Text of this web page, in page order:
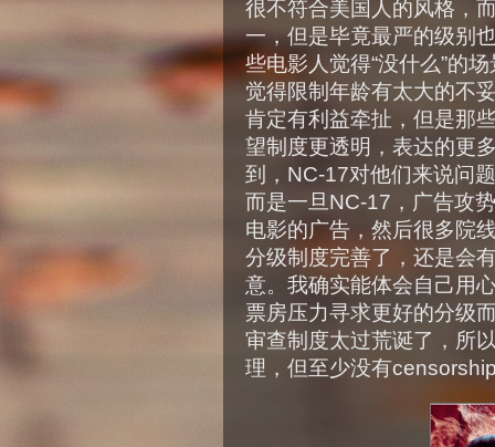
很不符合美国人的风格，
一，但是毕竟最严的级别
些电影人觉得“没什么”的
觉得限制年龄有太大的不
肯定有利益牵扯，但是那
望制度更透明，表达的更
到，NC-17对他们来说问
而是一旦NC-17，广告攻
电影的广告，然后很多院
分级制度完善了，还是会
意。我确实能体会自己用
票房压力寻求更好的分级
审查制度太过荒诞了，所
理，但至少没有